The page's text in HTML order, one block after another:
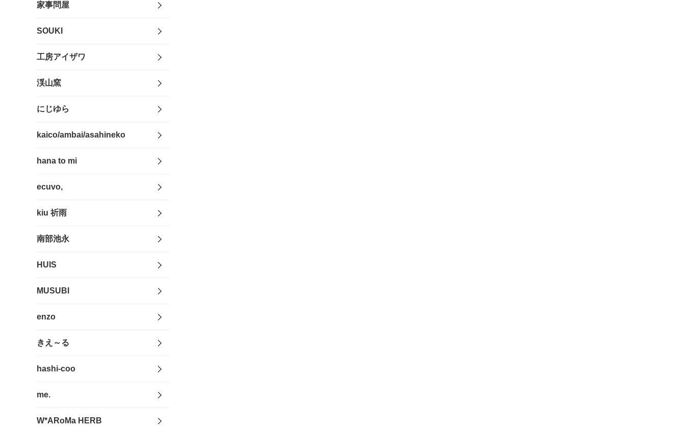
家事問屋
SOUKI
工房アイザワ
渓山窯
にじゆら
kaico/ambai/asahineko
hana to mi
ecuvo,
kiu 祈雨
南部池永
HUIS
MUSUBI
enzo
きえ～る
hashi-coo
me.
W*ARoMa HERB